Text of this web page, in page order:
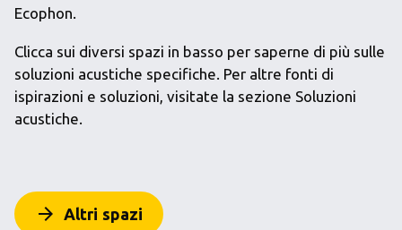
Ecophon.
Clicca sui diversi spazi in basso per saperne di più sulle
soluzioni acustiche specifiche. Per altre fonti di
ispirazioni e soluzioni, visitate la sezione Soluzioni
acustiche.
arrow_forward Altri spazi